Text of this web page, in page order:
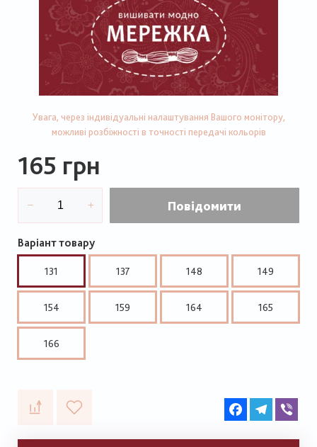
Увага, через індивідуальні налаштування Вашого монітору,
можливі розбіжності в точності передачі кольорів
165 грн
Повідомити
Варіант товару
131 137 148 149
154 159 164 165
166
FacebookTelegram